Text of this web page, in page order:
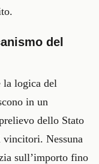
del
la logica del
in un
dello Stato
Nessuna
sull’importo fino